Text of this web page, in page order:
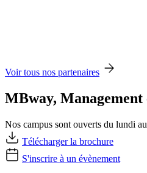
Voir tous nos partenaires
MBway, Management
Nos campus sont ouverts du lundi
Télécharger la brochure
S'inscrire à un évènement